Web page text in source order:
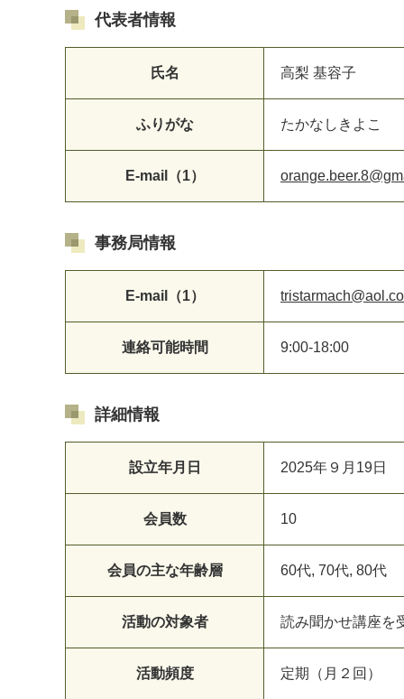
代表者情報
氏名 高梨 基容子
ふりがな たかなしきよこ
E-mail（1）
事務局情報
E-mail（1）
連絡可能時間 9:00-18:00
詳細情報
設立年月日 2025年９月19日
会員数 10
会員の主な年齢層 60代, 70代, 80代
活動の対象者 読み聞かせ講座を
活動頻度 定期（月２回）